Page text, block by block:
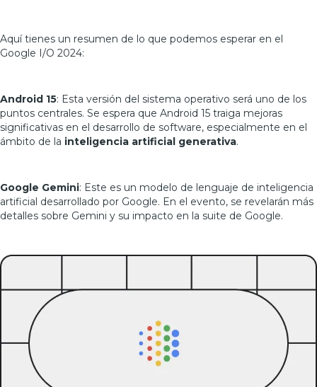
Aquí tienes un resumen de lo que podemos esperar en el
Google I/O 2024:
Android 15: Esta versión del sistema operativo será uno de los
puntos centrales. Se espera que Android 15 traiga mejoras
significativas en el desarrollo de software, especialmente en el
ámbito de la inteligencia artificial generativa.
Google Gemini: Este es un modelo de lenguaje de inteligencia
artificial desarrollado por Google. En el evento, se revelarán más
detalles sobre Gemini y su impacto en la suite de Google.